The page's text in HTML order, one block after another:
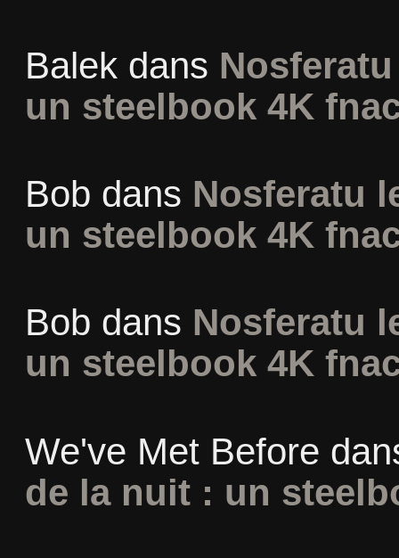
Balekdans
un steelbook 4K
Bob dans Nosferatu
un steelbook 4K
Bob dans Nosferatu
un steelbook 4K
We've Met Before
de la nuit : un